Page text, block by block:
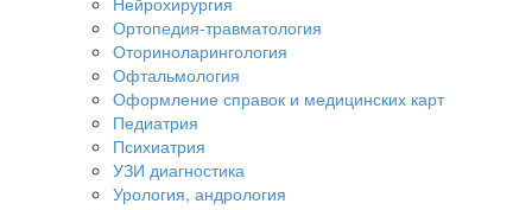
Ортопедия-травматология
Оториноларингология
Офтальмология
Оформление справок и медицинских карт
Педиатрия
Психиатрия
УЗИ диагностика
Урология, андрология